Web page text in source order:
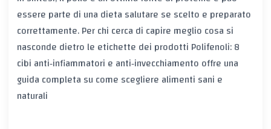
essere parte di una dieta salutare se scelto e preparato
correttamente. Per chi cerca di capire meglio cosa si
nasconde dietro le etichette dei prodotti Polifenoli: 8
cibi anti‑infiammatori e anti‑invecchiamento offre una
guida completa su come scegliere alimenti sani e
naturali